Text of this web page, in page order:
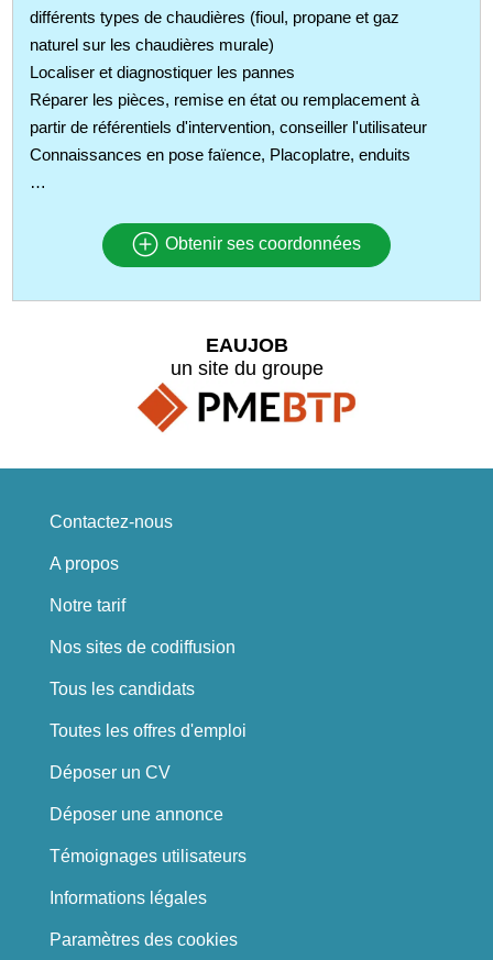
différents types de chaudières (fioul, propane et gaz
naturel sur les chaudières murale)
Localiser et diagnostiquer les pannes
Réparer les pièces, remise en état ou remplacement à
partir de référentiels d'intervention, conseiller l'utilisateur
Connaissances en pose faïence, Placoplatre, enduits
…
Obtenir ses coordonnées
EAUJOB
un site du groupe
Contactez-nous
A propos
Notre tarif
Nos sites de codiffusion
Tous les candidats
Toutes les offres d'emploi
Déposer un CV
Déposer une annonce
Témoignages utilisateurs
Informations légales
Paramètres des cookies